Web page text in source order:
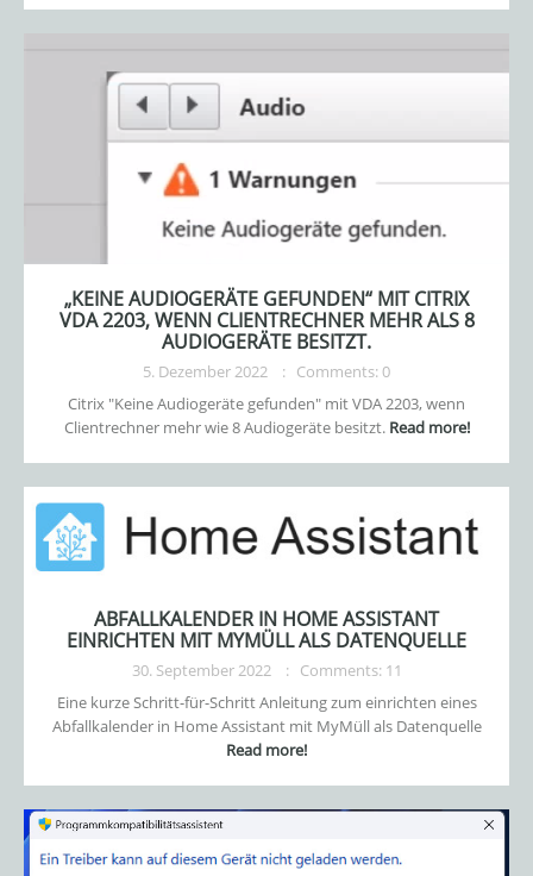
„KEINE AUDIOGERÄTE GEFUNDEN“ MIT CITRIX
VDA 2203, WENN CLIENTRECHNER MEHR ALS 8
AUDIOGERÄTE BESITZT.
5. Dezember 2022
Comments: 0
Citrix "Keine Audiogeräte gefunden" mit VDA 2203, wenn
Clientrechner mehr wie 8 Audiogeräte besitzt. Read more!
ABFALLKALENDER IN HOME ASSISTANT
EINRICHTEN MIT MYMÜLL ALS DATENQUELLE
30. September 2022
Comments: 11
Eine kurze Schritt-für-Schritt Anleitung zum einrichten eines
Abfallkalender in Home Assistant mit MyMüll als Datenquelle
Read more!